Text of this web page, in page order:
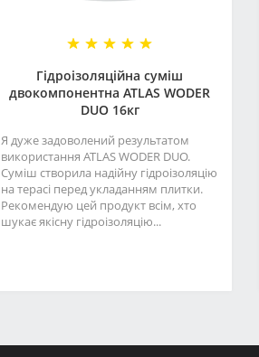
Гідроізоляційна суміш
двокомпонентна ATLAS WODER
DUO 16кг
Я дуже задоволений результатом
використання ATLAS WODER DUO.
Суміш створила надійну гідроізоляцію
на терасі перед укладанням плитки.
Рекомендую цей продукт всім, хто
шукає якісну гідроізоляцію...